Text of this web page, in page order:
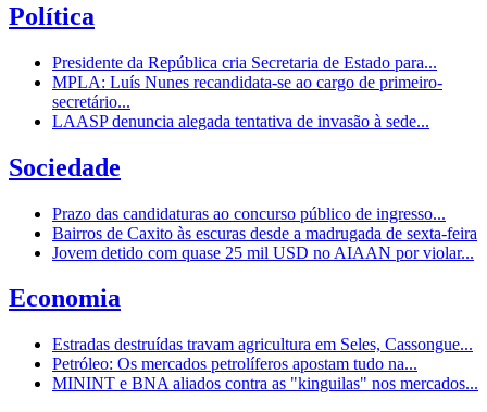
Política
Presidente da República cria Secretaria de Estado para...
MPLA: Luís Nunes recandidata-se ao cargo de primeiro-
secretário...
LAASP denuncia alegada tentativa de invasão à sede...
Sociedade
Prazo das candidaturas ao concurso público de ingresso...
Bairros de Caxito às escuras desde a madrugada de sexta-feira
Jovem detido com quase 25 mil USD no AIAAN por violar...
Economia
Estradas destruídas travam agricultura em Seles, Cassongue...
Petróleo: Os mercados petrolíferos apostam tudo na...
MININT e BNA aliados contra as "kinguilas" nos mercados...